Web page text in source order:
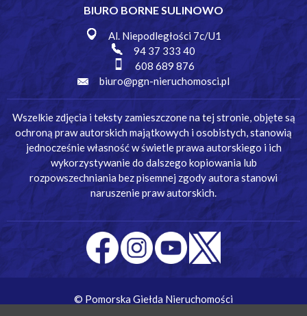
BIURO BORNE SULINOWO
Al. Niepodległości 7c/U1
94 37 333 40
608 689 876
biuro@pgn-nieruchomosci.pl
Wszelkie zdjęcia i teksty zamieszczone na tej stronie, objęte są
ochroną praw autorskich majątkowych i osobistych, stanowią
jednocześnie własność w świetle prawa autorskiego i ich
wykorzystywanie do dalszego kopiowania lub
rozpowszechniania bez pisemnej zgody autora stanowi
naruszenie praw autorskich.
© Pomorska Giełda Nieruchomości